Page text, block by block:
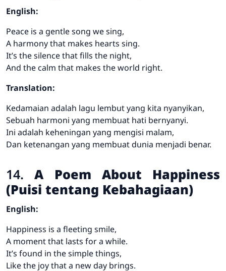
English:
Peace is a gentle song we sing,
A harmony that makes hearts sing.
It’s the silence that fills the night,
And the calm that makes the world right.
Translation:
Kedamaian adalah lagu lembut yang kita nyanyikan,
Sebuah harmoni yang membuat hati bernyanyi.
Ini adalah keheningan yang mengisi malam,
Dan ketenangan yang membuat dunia menjadi benar.
14.A Poem About Happiness
(Puisi tentang Kebahagiaan)
English:
Happiness is a fleeting smile,
A moment that lasts for a while.
It’s found in the simple things,
Like the joy that a new day brings.